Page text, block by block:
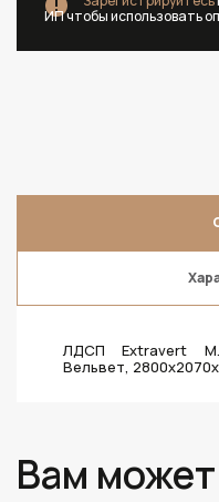
ИП чтобы использовать
ЛДСП Extravert
Вельвет,
Вам